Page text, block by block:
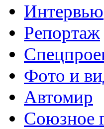
Интервью
Репортаж
Фото и
Автомир
Союзное